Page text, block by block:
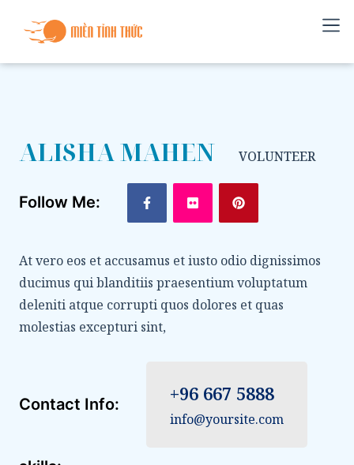
ALISHA MAHEN VOLUNTEER
Follow Me:
At vero eos et accusamus et iusto odio dignissimos
ducimus qui blanditiis praesentium voluptatum
deleniti atque corrupti quos dolores et quas
molestias excepturi sint,
Contact Info: +96 667 5888
info@yoursite.com